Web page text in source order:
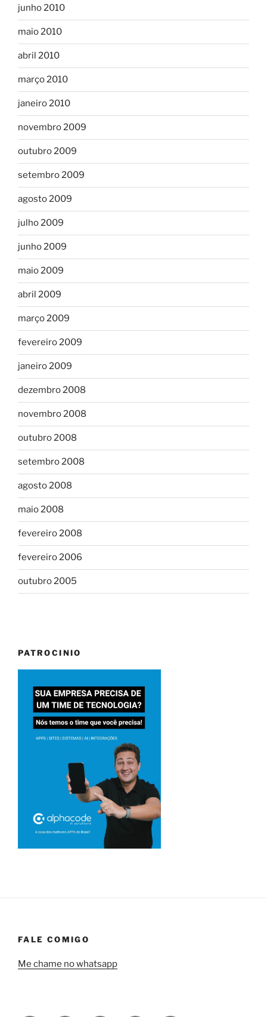
junho 2010
maio 2010
abril 2010
março 2010
janeiro 2010
novembro 2009
outubro 2009
setembro 2009
agosto 2009
julho 2009
junho 2009
maio 2009
abril 2009
março 2009
fevereiro 2009
janeiro 2009
dezembro 2008
novembro 2008
outubro 2008
setembro 2008
agosto 2008
maio 2008
fevereiro 2008
fevereiro 2006
outubro 2005
PATROCINIO
FALE COMIGO
Me chame no whatsapp